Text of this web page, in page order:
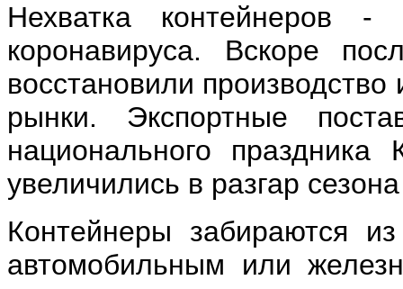
Нехватка контейнеров -
коронавируса. Вскоре
восстановили
рынки. Экспортные
национального
увеличились в разгар
Контейнеры забираются
автомобильным или